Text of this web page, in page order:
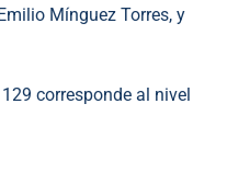
Mínguez Torres, y
corresponde al nivel